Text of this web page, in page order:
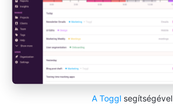
A Togglsegítségével